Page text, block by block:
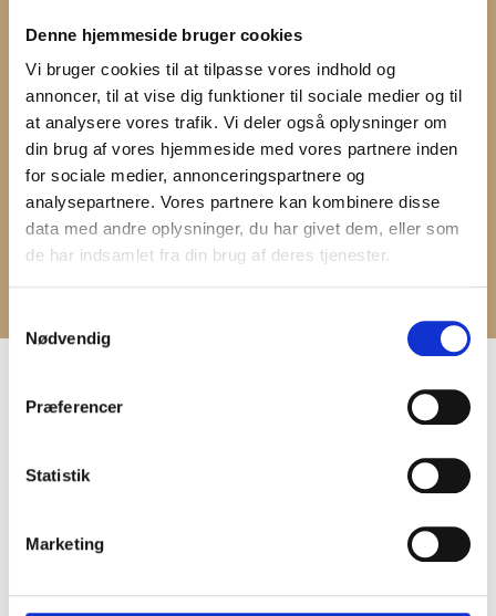
Denne hjemmeside bruger cookies
Vi bruger cookies til at tilpasse vores indhold og
annoncer, til at vise dig funktioner til sociale medier og til
at analysere vores trafik. Vi deler også oplysninger om
din brug af vores hjemmeside med vores partnere inden
for sociale medier, annonceringspartnere og
analysepartnere. Vores partnere kan kombinere disse
data med andre oplysninger, du har givet dem, eller som
de har indsamlet fra din brug af deres tjenester.
Nødvendig
Præferencer
Statistik
Marketing